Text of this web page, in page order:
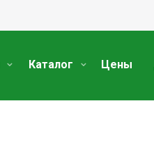
Каталог Цены